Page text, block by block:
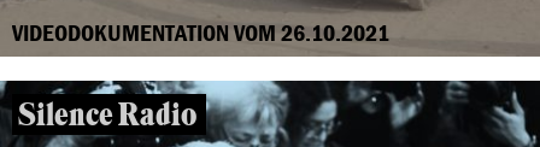
VIDEODOKUMENTATION VOM 26.10.2021
Silence Radio